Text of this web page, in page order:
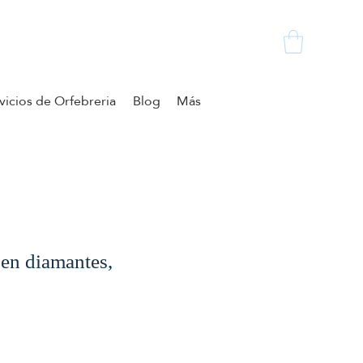
de Orfebreria Blog Más
diamantes,